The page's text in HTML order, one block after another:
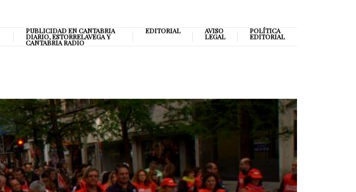
PUBLICIDAD EN CANTABRIA
DIARIO, ESTORRELAVEGA Y
CANTABRIA RADIO
EDITORIAL AVISO
LEGAL
POLÍTICA
EDITORIAL